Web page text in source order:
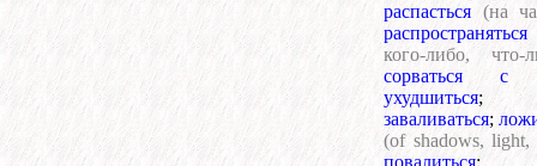
распасться (на
распространяться
кого-либо, что-
сорваться с
ухудшиться;
заваливаться;
(of shadows, light,
повалиться;